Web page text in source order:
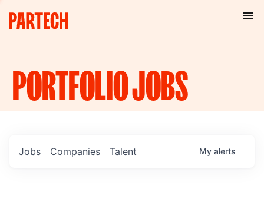
PORTFOLIOJOBS
Jobs Companies Talent My alerts